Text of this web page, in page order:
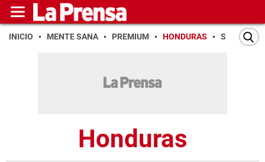
INICIO MENTE SANA PREMIUM HONDURAS SAN PEDRO
Honduras